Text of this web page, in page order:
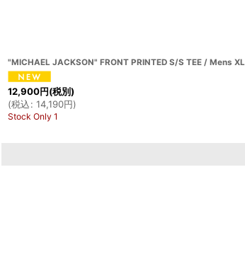
"MICHAEL JACKSON" FRONT PRINTED S/S TEE / Mens XL
12,900円(税別)
(税込: 14,190円)
Stock Only 1